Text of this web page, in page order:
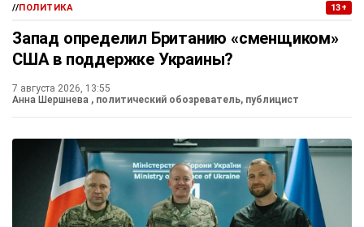
//ПОЛИТИКА 13+
Запад определил Британию «сменщиком»
США в поддержке Украины?
7 августа 2026, 13:55
Анна Шершнева , политический обозреватель, публицист